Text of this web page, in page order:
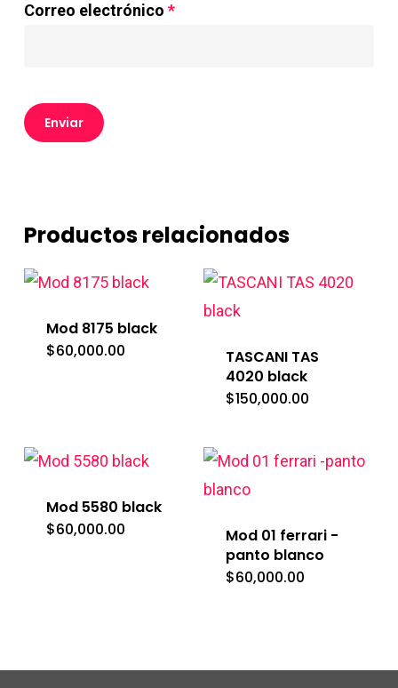
Correo electrónico *
Productos relacionados
Mod 8175 black
$60,000.00
TASCANI TAS
4020 black
$150,000.00
Mod 5580 black
$60,000.00
Mod 01 ferrari -
panto blanco
$60,000.00